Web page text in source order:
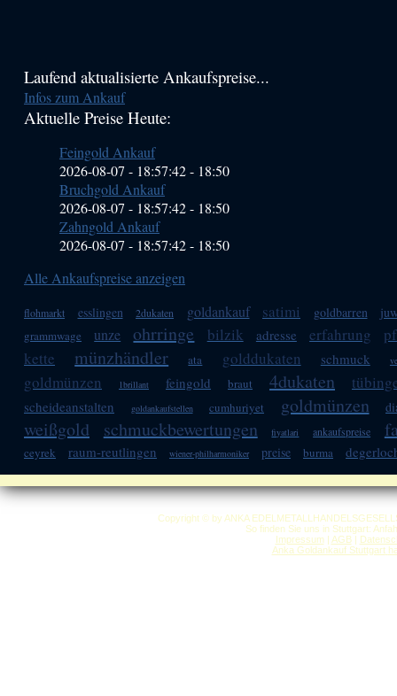
Haupt-
Sidebar
Laufend aktualisierte Ankaufspreise...
Infos zum Ankauf
Aktuelle Preise Heute:
Feingold Ankauf
2026-08-07 - 18:57:42- 18:50
Bruchgold Ankauf
2026-08-07 - 18:57:42- 18:50
Zahngold Ankauf
2026-08-07 - 18:57:42- 18:50
Alle Ankaufspreise anzeigen
flohmarkt esslingen 2dukaten goldankauf satimi goldbarren
grammwage unze ohrringe bilzik adresse erfahrung
kette
münzhändler ata golddukaten schmuck
goldmünzen 1brillant feingold braut 4dukaten
scheideanstalten goldankaufstellen cumhuriyet goldmünzen
weißgold schmuckbewertungen fiyatlari ankaufspreise
ceyrek raum-reutlingen wiener-philharmoniker preise burma
Copyright © by ANKA
So finden Sie uns in Stuttgart:
Impressum| AGB|
Anka Goldankauf Stuttgart